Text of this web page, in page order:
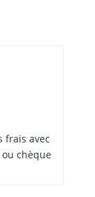
frais avec
ou chèque